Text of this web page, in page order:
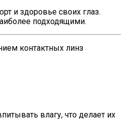
и здоровье своих глаз.
подходящими.
контактных линз
влагу, что делает их